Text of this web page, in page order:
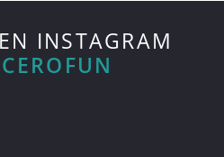
INSTAGRAM